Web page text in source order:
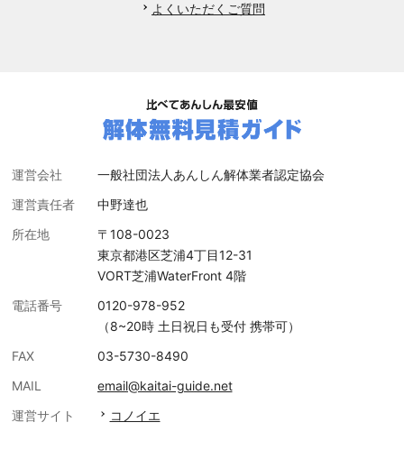
よくいただくご質問
運営会社
一般社団法人あんしん解体業者認定協会
運営責任者
中野達也
所在地
〒108-0023
東京都港区芝浦4丁目12-31
VORT芝浦WaterFront 4階
電話番号
0120-978-952
（8~20時 土日祝日も受付 携帯可）
FAX
03-5730-8490
MAIL
email@kaitai-guide.net
運営サイト
コノイエ